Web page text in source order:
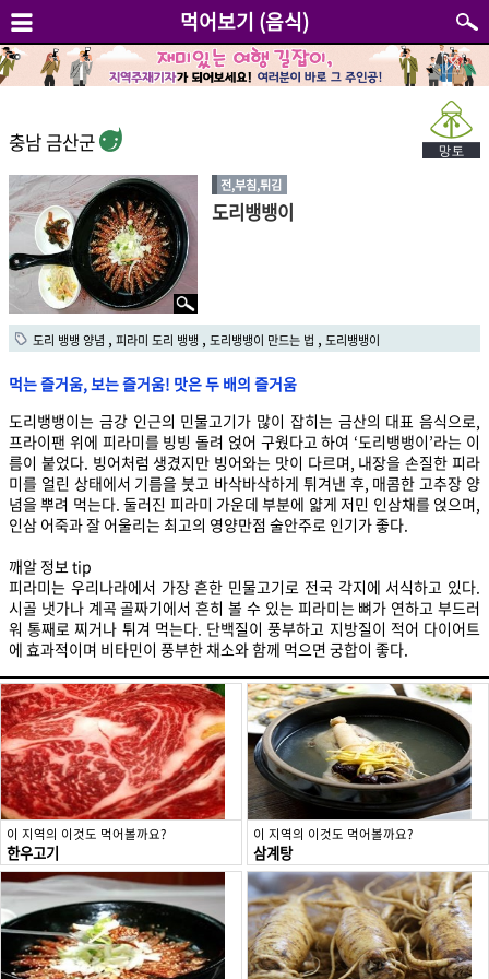
먹어보기 (음식)
충남 금산군
전,부침,튀김
도리뱅뱅이
도리 뱅뱅 양념 피라미 도리 뱅뱅 도리뱅뱅이 만드는 법 도리뱅뱅이
먹는 즐거움, 보는 즐거움! 맛은 두 배의 즐거움
도리뱅뱅이는 금강 인근의 민물고기가 많이 잡히는 금산의 대표 음식으로,
프라이팬 위에 피라미를 빙빙 돌려 얹어 구웠다고 하여 ‘도리뱅뱅이’라는 이
름이 붙었다. 빙어처럼 생겼지만 빙어와는 맛이 다르며, 내장을 손질한 피라
미를 얼린 상태에서 기름을 붓고 바삭바삭하게 튀겨낸 후, 매콤한 고추장 양
념을 뿌려 먹는다. 둘러진 피라미 가운데 부분에 얇게 저민 인삼채를 얹으며,
인삼 어죽과 잘 어울리는 최고의 영양만점 술안주로 인기가 좋다.
깨알 정보 tip
피라미는 우리나라에서 가장 흔한 민물고기로 전국 각지에 서식하고 있다.
시골 냇가나 계곡 골짜기에서 흔히 볼 수 있는 피라미는 뼈가 연하고 부드러
워 통째로 찌거나 튀겨 먹는다. 단백질이 풍부하고 지방질이 적어 다이어트
에 효과적이며 비타민이 풍부한 채소와 함께 먹으면 궁합이 좋다.
이 지역의 이것도 먹어볼까요?
한우고기
이 지역의 이것도 먹어볼까요?
삼계탕